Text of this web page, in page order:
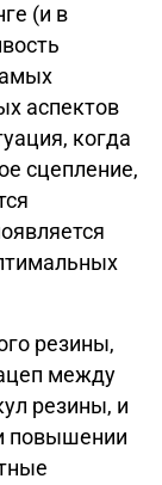
(и в
аспектов
когда
сцепление,
резины,
между
резины, и
повышении